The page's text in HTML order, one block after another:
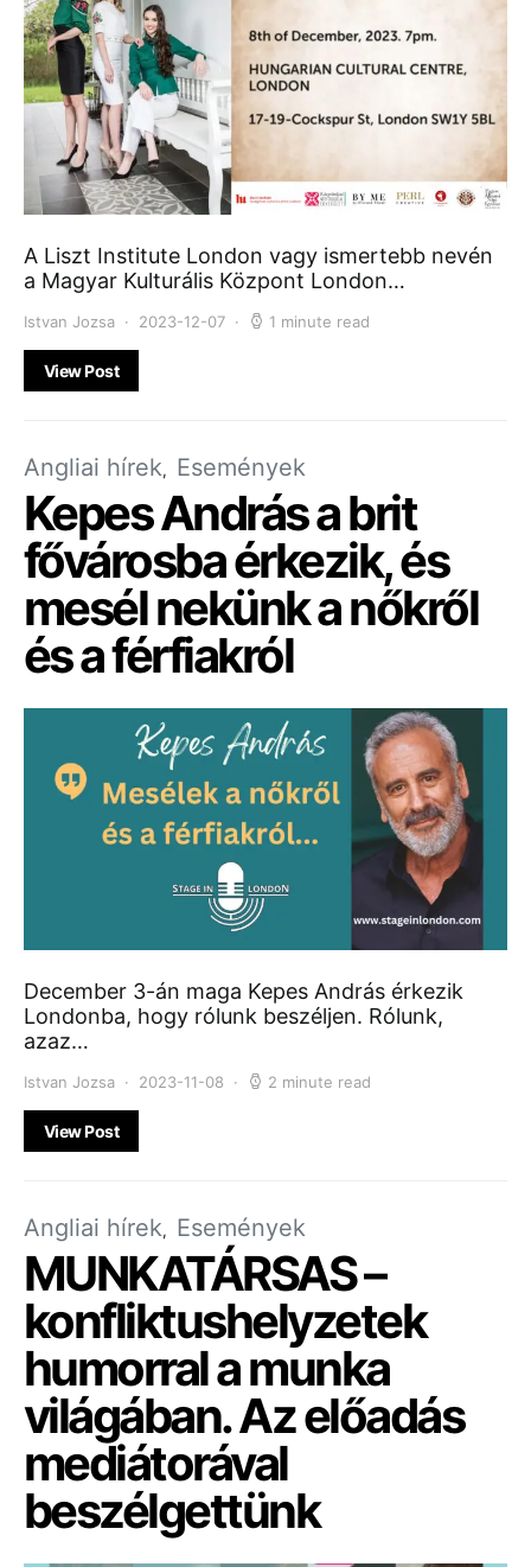
A Liszt Institute London vagy ismertebb nevén
a Magyar Kulturális Központ London…
Istvan Jozsa 2023-12-07 1 minute read
View Post
Angliai hírek Események
Kepes András a brit
fővárosba érkezik, és
mesél nekünk a nőkről
és a férfiakról
December 3-án maga Kepes András érkezik
Londonba, hogy rólunk beszéljen. Rólunk,
azaz…
Istvan Jozsa 2023-11-08 2 minute read
View Post
Angliai hírek Események
MUNKATÁRSAS –
konfliktushelyzetek
humorral a munka
világában. Az előadás
mediátorával
beszélgettünk